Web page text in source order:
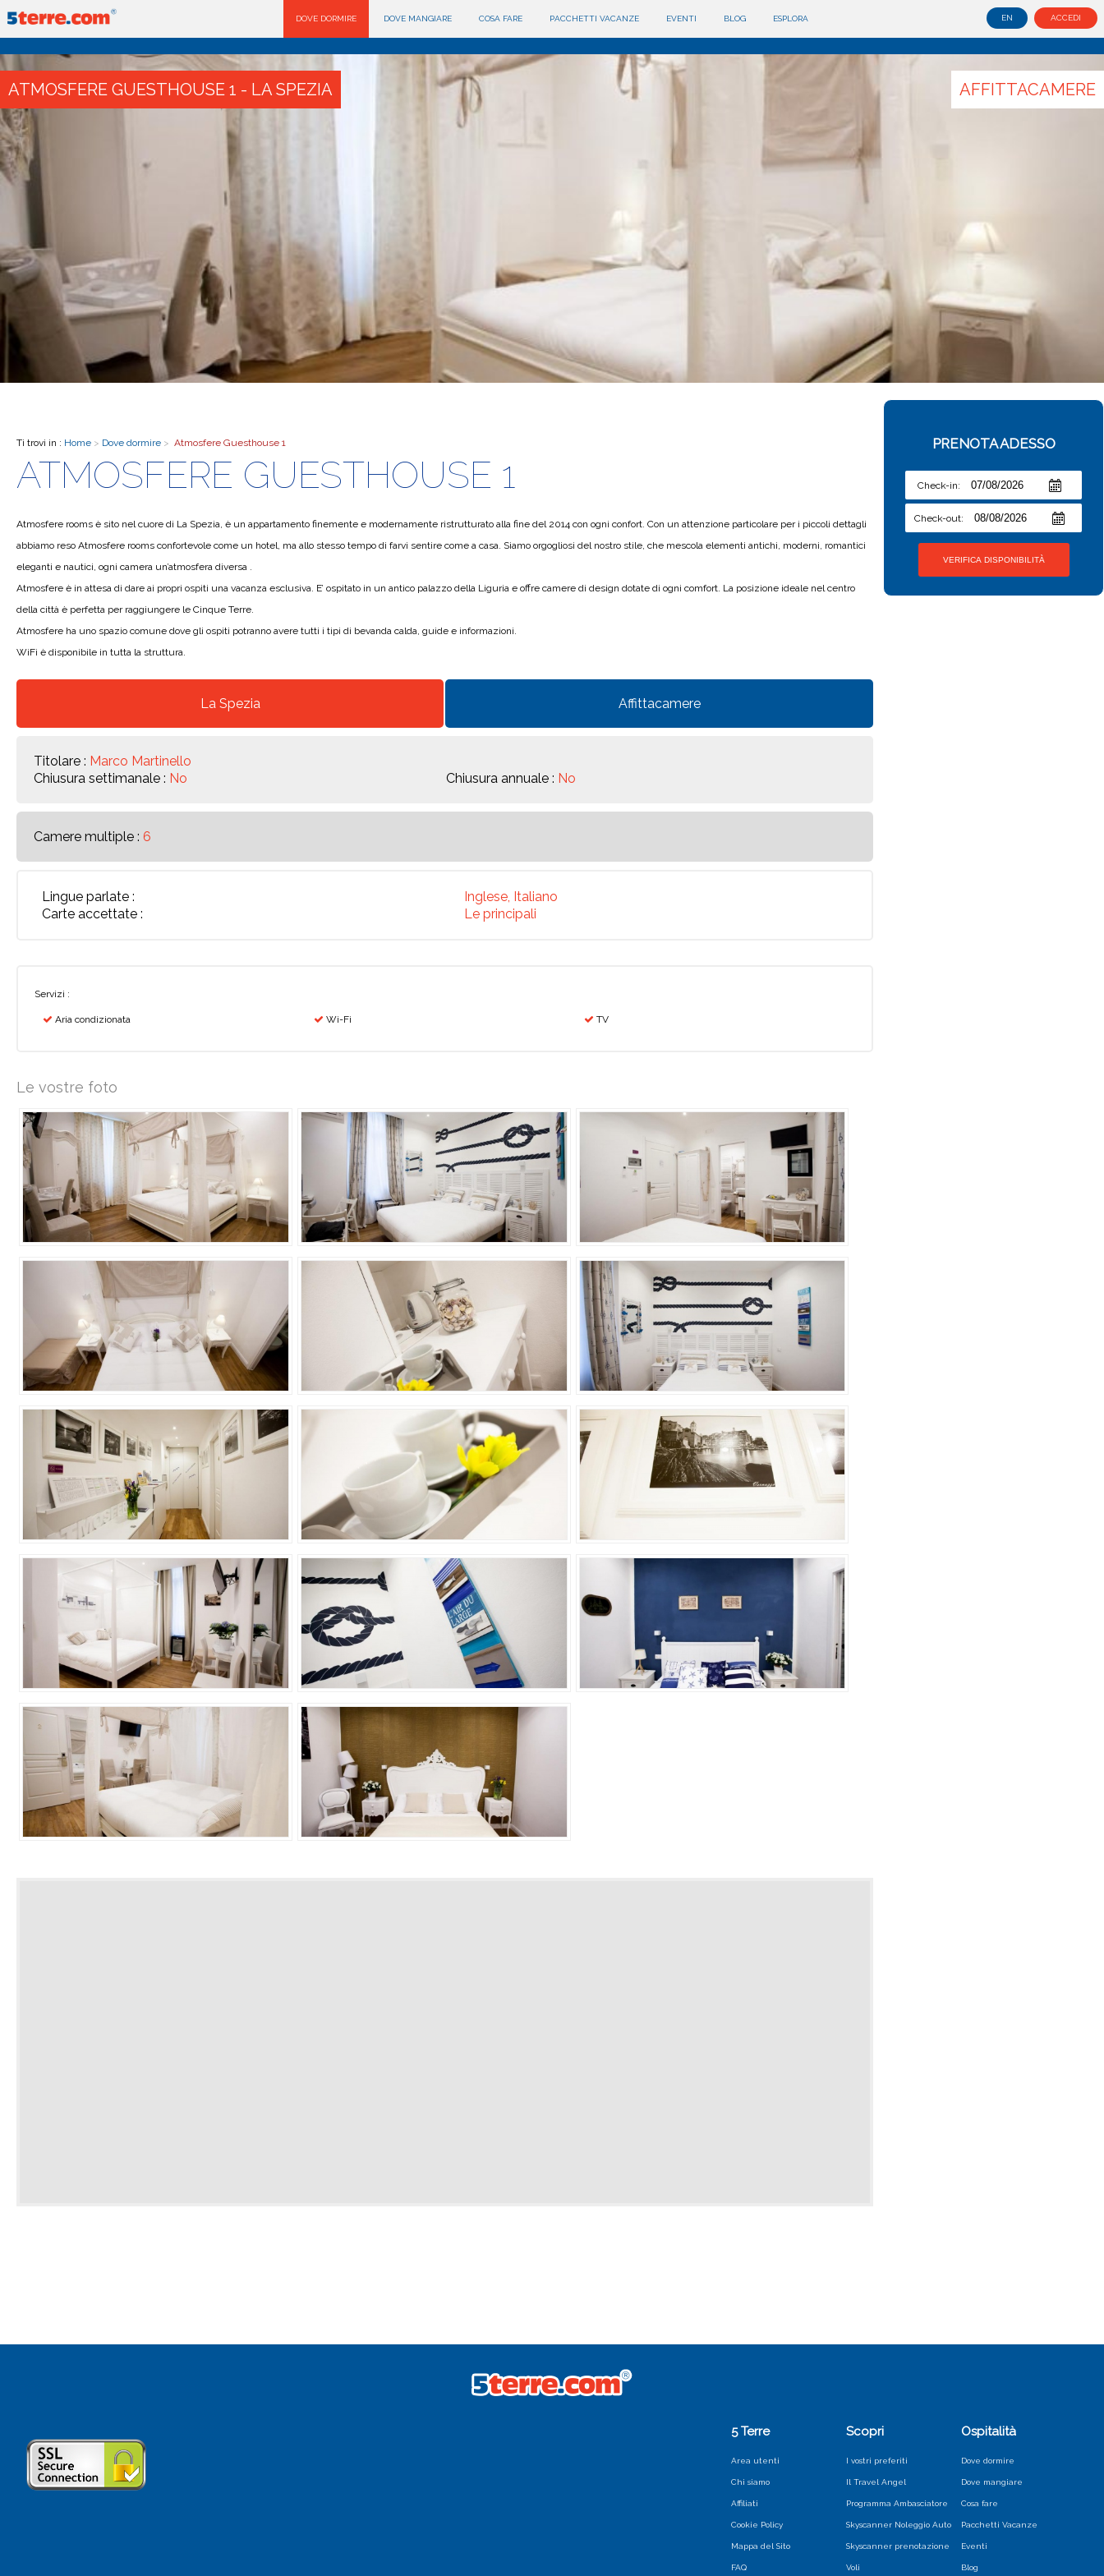
EN ACCEDI
DOVE DORMIRE DOVE MANGIARE COSA FARE PACCHETTI VACANZE EVENTI BLOG ESPLORA
ATMOSFERE GUESTHOUSE 1 - LA SPEZIA AFFITTACAMERE
PRENOTA ADESSO
Check-in:
Check-out:
Ti trovi in : Home > Dove dormire > Atmosfere Guesthouse 1
ATMOSFERE GUESTHOUSE 1
Atmosfere rooms è sito nel cuore di La Spezia, è un appartamento finemente e modernamente ristrutturato alla fine del 2014 con ogni confort. Con un attenzione particolare per i piccoli dettagli
abbiamo reso Atmosfere rooms confortevole come un hotel, ma allo stesso tempo di farvi sentire come a casa. Siamo orgogliosi del nostro stile, che mescola elementi antichi, moderni, romantici
eleganti e nautici, ogni camera un’atmosfera diversa .
Atmosfere è in attesa di dare ai propri ospiti una vacanza esclusiva. E’ ospitato in un antico palazzo della Liguria e offre camere di design dotate di ogni comfort. La posizione ideale nel centro
della città è perfetta per raggiungere le Cinque Terre.
Atmosfere ha uno spazio comune dove gli ospiti potranno avere tutti i tipi di bevanda calda, guide e informazioni.
WiFi è disponibile in tutta la struttura.
La Spezia Affittacamere
Titolare : Marco Martinello
Chiusura settimanale : No Chiusura annuale : No
Camere multiple : 6
Lingue parlate :
Inglese, Italiano
Carte accettate :
Le principali
Servizi :
Aria condizionata Wi-Fi TV
Le vostre foto
5 Terre
Area utenti
Chi siamo
Affiliati
Cookie Policy
Mappa del Sito
FAQ
Scopri
I vostri preferiti
Il Travel Angel
Programma Ambasciatore
Skyscanner Noleggio Auto
Skyscanner prenotazione
Voli
Ospitalità
Dove dormire
Dove mangiare
Cosa fare
Pacchetti Vacanze
Eventi
Blog